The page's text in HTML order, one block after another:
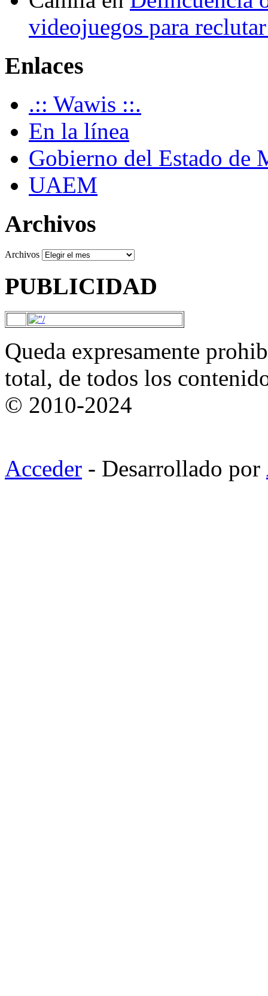
videojuegos para
Enlaces
.:: Wawis ::.
En la línea
Gobierno del Estado de
UAEM
Archivos
Archivos
PUBLICIDAD
Queda expresamente
total, de todos los
© 2010-2024
Acceder - Desarrollado por